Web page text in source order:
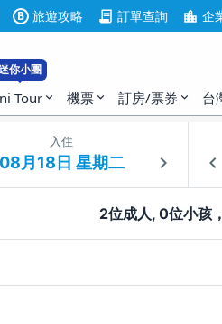
B 旅遊攻略 contract 訂單查詢 location_city 企
你小團
Tour expand_more 機票 expand_more 訂房/票券 expand_more 台
入住
2位成人, 0位小孩